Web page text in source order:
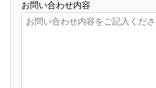
お問い合わせ内容